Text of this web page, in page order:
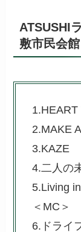
ATSUSHI
敷市民会館
2.MAKE
3.KAZE
4.二人の
5.Living
＜MC＞
6.ドライ